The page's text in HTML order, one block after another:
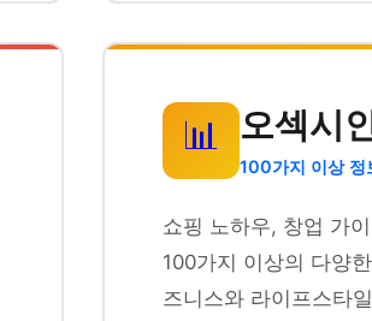
📊 오섹시
100가지 이상 정
쇼핑 노하우, 창업 가
100가지 이상의 다양
즈니스와 라이프스타